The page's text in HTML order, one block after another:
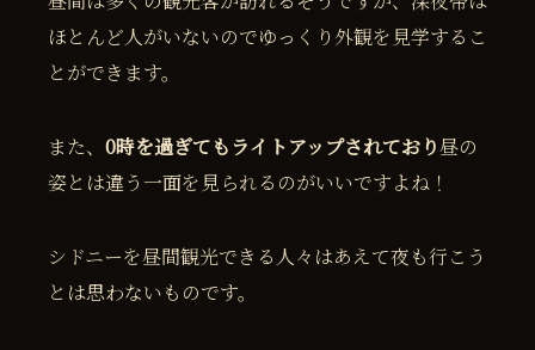
ほとんど人がいないのでゆっくり外観を見学するこ
とができます。
また、 0時を過ぎてもライトアップされており昼の
姿とは違う一面を見られるのがいいですよね！
シドニーを昼間観光できる人々はあえて夜も行こう
とは思わないものです。